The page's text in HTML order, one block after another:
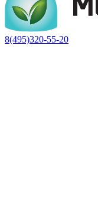
8(495)320-55-20